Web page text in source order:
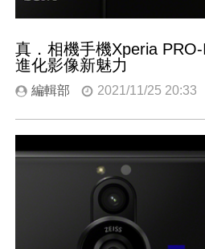
真．相機手機Xperia
進化影像新魅力
編輯部 2021/11/25 20:33